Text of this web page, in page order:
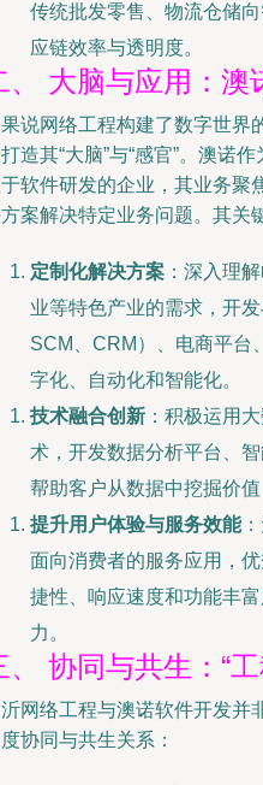
传统批发零售、物流仓储
应链效率与透明度。
、 大脑与应用：澳
说网络工程构建了数字世界
造其“大脑”与“感官”。澳诺
软件研发的企业，其业务聚
案解决特定业务问题。其关
定制化解决方案 ：深入理
业等特色产业的需求，开
SCM、CRM）、电商平台
字化、自动化和智能化。
技术融合创新 ：积极运用
术，开发数据分析平台、
帮助客户从数据中挖掘价
提升用户体验与服务效能
面向消费者的服务应用，
捷性、响应速度和功能丰
力。
、 协同与共生：“
网络工程与澳诺软件开发并
协同与共生关系：